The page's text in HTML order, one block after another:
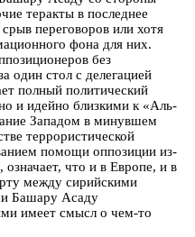
теракты в последнее
переговоров или хотя
фона для них.
без
один стол с делегацией
полный политический
и идейно близкими к «Аль-
Западом в минувшем
террористической
помощи оппозиции из-
что и в Европе, и в
между сирийскими
Башару Асаду
имеет смысл о чем-то